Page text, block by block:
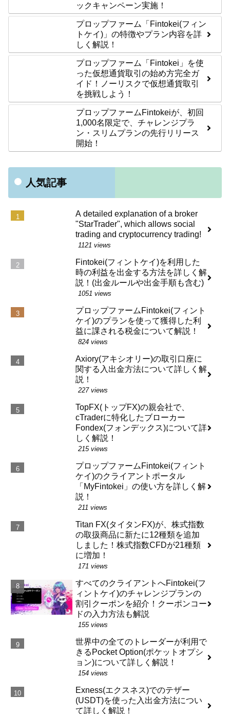
ックキャンペーン実施！
プロップファーム「Fintokei(フィン
トケイ)」の特徴やプラン内容を詳
しく解説！
プロップファーム「Fintokei」を使
った仮想通貨取引の始め方完全ガ
イド！ノーリスクで仮想通貨取引
を挑戦しよう！
プロップファームFintokeiが、初回
1,000名限定で、チャレンジプラ
ン・スリムプランの先行リリース
開始！
人気記事
A detailed explanation of a broker
"StarTrader", which allows social
trading and cryptocurrency trading!
1121 views
Fintokei(フィントケイ)を利用した
時の利益を出金する方法を詳しく解
説！(出金ルールや出金手順も含む)
1051 views
プロップファームFintokei(フィント
ケイ)のプランを使って獲得した利
益に課される税金について解説！
824 views
Axiory(アキシオリー)の取引口座に
関する入出金方法について詳しく解
説！
227 views
TopFX(トップFX)の親会社で、
cTraderに特化したブローカー
Fondex(フォンデックス)について詳
しく解説！
215 views
プロップファームFintokei(フィント
ケイ)のクライアントポータル
「MyFintokei」の使い方を詳しく解
説！
211 views
Titan FX(タイタンFX)が、株式指数
の取扱商品に新たに12種類を追加
しました！株式指数CFDが21種類
に増加！
171 views
すべてのクライアントへFintokei(フ
ィントケイ)のチャレンジプランの
割引クーポンを紹介！クーポンコー
ドの入力方法も解説
155 views
世界中の全てのトレーダーが利用で
きるPocket Option(ポケットオプシ
ョン)について詳しく解説！
154 views
Exness(エクスネス)でのテザー
(USDT)を使った入出金方法につい
て詳しく解説！